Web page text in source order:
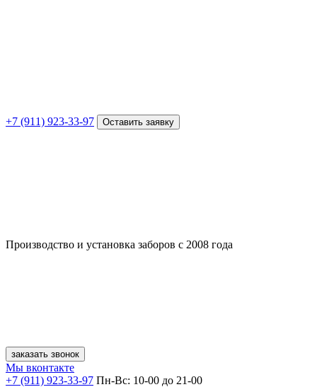
+7 (911) 923-33-97 Оставить заявку
Производство и установка заборов с 2008 года
заказать звонок
Мы вконтакте
+7 (911) 923-33-97 Пн-Вс: 10-00 до 21-00